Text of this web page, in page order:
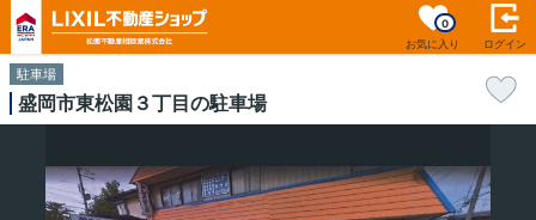
お気に入り
0
ログイン
駐車場
盛岡市東松園３丁目の駐車場